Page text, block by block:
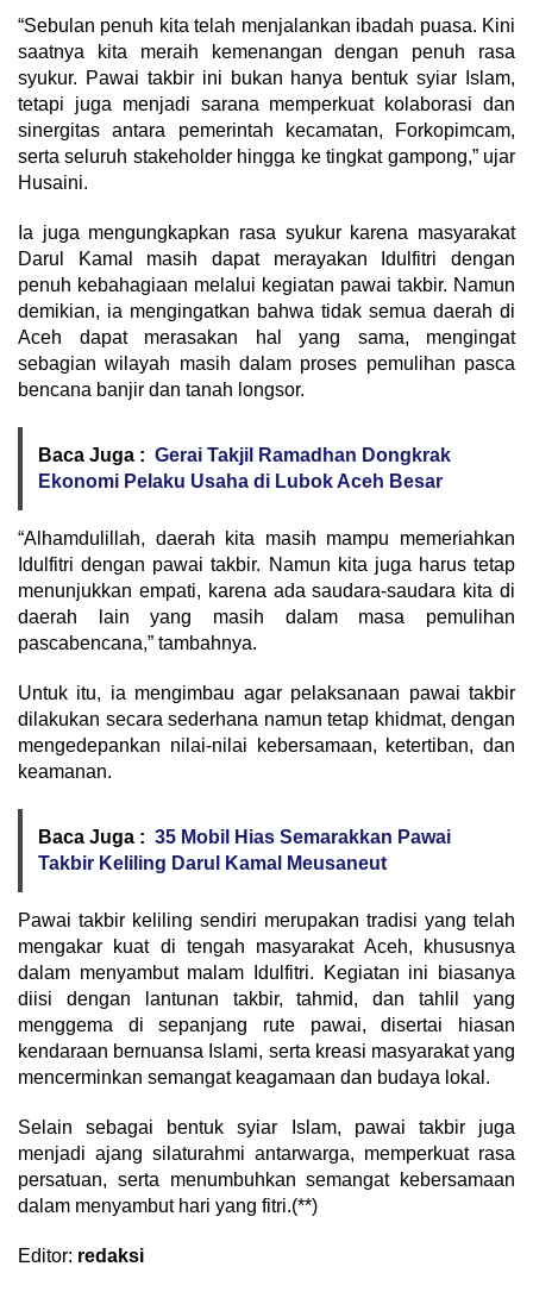
“Sebulan penuh kita telah menjalankan ibadah puasa. Kini
saatnya kita meraih kemenangan dengan penuh rasa
syukur. Pawai takbir ini bukan hanya bentuk syiar Islam,
tetapi juga menjadi sarana memperkuat kolaborasi dan
sinergitas antara pemerintah kecamatan, Forkopimcam,
serta seluruh stakeholder hingga ke tingkat gampong,” ujar
Husaini.
Ia juga mengungkapkan rasa syukur karena masyarakat
Darul Kamal masih dapat merayakan Idulfitri dengan
penuh kebahagiaan melalui kegiatan pawai takbir. Namun
demikian, ia mengingatkan bahwa tidak semua daerah di
Aceh dapat merasakan hal yang sama, mengingat
sebagian wilayah masih dalam proses pemulihan pasca
bencana banjir dan tanah longsor.
Baca Juga : Gerai Takjil Ramadhan Dongkrak
Ekonomi Pelaku Usaha di Lubok Aceh Besar
“Alhamdulillah, daerah kita masih mampu memeriahkan
Idulfitri dengan pawai takbir. Namun kita juga harus tetap
menunjukkan empati, karena ada saudara-saudara kita di
daerah lain yang masih dalam masa pemulihan
pascabencana,” tambahnya.
Untuk itu, ia mengimbau agar pelaksanaan pawai takbir
dilakukan secara sederhana namun tetap khidmat, dengan
mengedepankan nilai-nilai kebersamaan, ketertiban, dan
keamanan.
Baca Juga : 35 Mobil Hias Semarakkan Pawai
Takbir Keliling Darul Kamal Meusaneut
Pawai takbir keliling sendiri merupakan tradisi yang telah
mengakar kuat di tengah masyarakat Aceh, khususnya
dalam menyambut malam Idulfitri. Kegiatan ini biasanya
diisi dengan lantunan takbir, tahmid, dan tahlil yang
menggema di sepanjang rute pawai, disertai hiasan
kendaraan bernuansa Islami, serta kreasi masyarakat yang
mencerminkan semangat keagamaan dan budaya lokal.
Selain sebagai bentuk syiar Islam, pawai takbir juga
menjadi ajang silaturahmi antarwarga, memperkuat rasa
persatuan, serta menumbuhkan semangat kebersamaan
dalam menyambut hari yang fitri.(**)
Editor: redaksi